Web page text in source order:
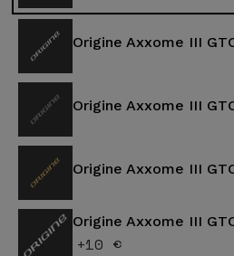
Origine Axxome III
Origine Axxome III
Origine Axxome III
Origine Axxome III
+10 €